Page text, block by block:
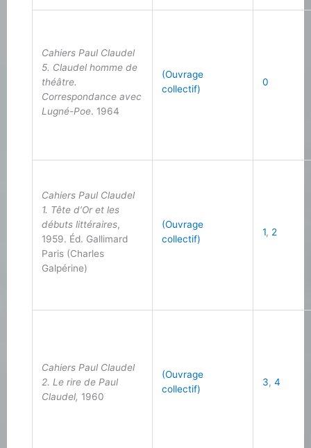
Cahiers Paul Claudel
5. Claudel homme de
théâtre.
Correspondance avec
Lugné-Poe. 1964
(Ouvrage
collectif)
0
Cahiers Paul Claudel
1. Tête d’Or et les
débuts littéraires,
1959. Éd. Gallimard
Paris (Charles
Galpérine)
(Ouvrage
collectif)
1, 2
Cahiers Paul Claudel
2. Le rire de Paul
Claudel, 1960
(Ouvrage
collectif)
3,4